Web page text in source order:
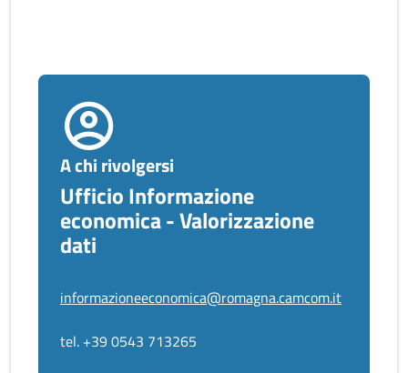
A chi rivolgersi
Ufficio Informazione
economica - Valorizzazione
dati
informazioneeconomica@romagna.camcom.it
tel. +39 0543 713265